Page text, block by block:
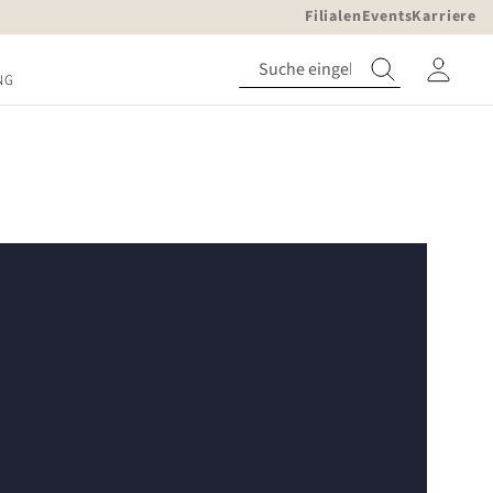
FilialenEventsKarriere